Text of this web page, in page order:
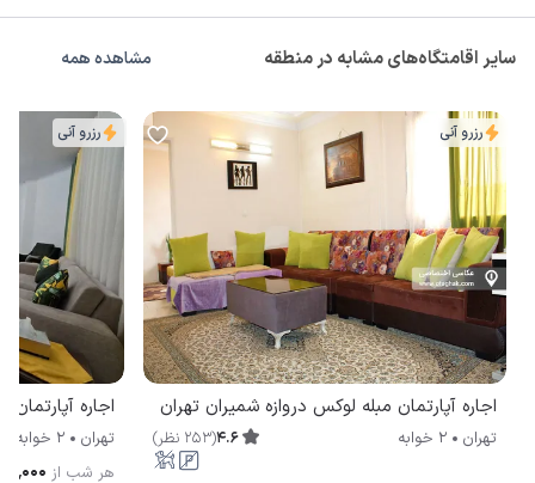
سایر اقامتگاه‌های مشابه در منطقه مشاهده همه
رزرو آنی
اجاره آپارتمان مبله لوکس دروازه شمیران تهران
تهران 2 خوابه 4.6
(
253 نظر)
رزرو آنی
تهران
2 خوابه
هر شب از